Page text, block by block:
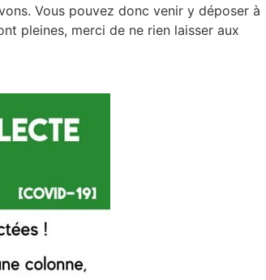
Vous pouvez donc venir y déposer à
pleines, merci de ne rien laisser aux